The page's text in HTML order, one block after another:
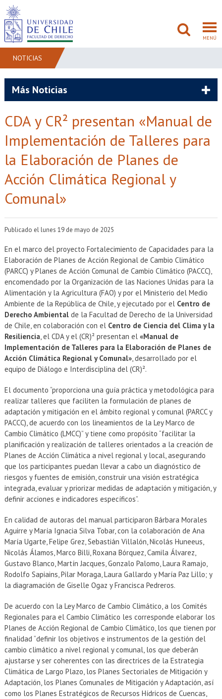
MENÚ
ADMISIÓN
INVESTIGACIÓN
Académicos Estudiantes
Egresados Funcionarios
NOTICIAS
Más Noticias
CDA y CR² presentan «Manual de
Implementación de Talleres para
la Elaboración de Planes de
Acción Climática Regional y
Comunal»
Publicado el lunes 19 de mayo de 2025
En el marco del proyecto Fortalecimiento de Capacidades para la
Elaboración de Planes de Acción Regional de Cambio Climático
(PARCC) y Planes de Acción Comunal de Cambio Climático (PACCC),
encomendado por la Organización de las Naciones Unidas para la
Alimentación y la Agricultura (FAO) y por el Ministerio del Medio
Ambiente de la República de Chile, y ejecutado por el Centro de
Derecho Ambientalde la Facultad de Derecho de la Universidad
de Chile, en colaboración con el Centro de Ciencia del Clima y la
Resiliencia, el CDA y el (CR)² presentan el «Manual de
Implementación de Talleres para la Elaboración de Planes de
Acción Climática Regional y Comunal», desarrollado por el
equipo de Diálogo e Interdisciplina del (CR)².
El documento “proporciona una guía práctica y metodológica para
realizar talleres que faciliten la formulación de planes de
adaptación y mitigación en el ámbito regional y comunal (PARCC y
PACCC), de acuerdo con los lineamientos de la Ley Marco de
Cambio Climático (LMCC)” y tiene como propósito “facilitar la
planificación y realización de talleres orientados a la creación de
Planes de Acción Climática a nivel regional y local, asegurando
que los participantes puedan llevar a cabo un diagnóstico de
riesgos y fuentes de emisión, construir una visión estratégica
integrada, evaluar y priorizar medidas de adaptación y mitigación, y
definir acciones e indicadores específicos”.
En calidad de autoras del manual participaron Bárbara Morales
Aguirre y María Ignacia Silva Tobar, con la colaboración de Ana
María Ugarte, Felipe Grez, Sebastián Villalón, Nicolás Huneeus,
Nicolás Álamos, Marco Billi, Roxana Bórquez, Camila Álvarez,
Gustavo Blanco, Martín Jacques, Gonzalo Palomo, Laura Ramajo,
Rodolfo Sapiains, Pilar Moraga, Laura Gallardo y María Paz Lillo; y
la diagramación de Giselle Ogaz y Francisca Pedreros.
De acuerdo con la Ley Marco de Cambio Climático, a los Comités
Regionales para el Cambio Climático les corresponde elaborar los
Planes de Acción Regional de Cambio Climático, los que tienen por
finalidad “definir los objetivos e instrumentos de la gestión del
cambio climático a nivel regional y comunal, los que deberán
ajustarse y ser coherentes con las directrices de la Estrategia
Climática de Largo Plazo, los Planes Sectoriales de Mitigación y
Adaptación, los Planes Comunales de Mitigación y Adaptación, así
como los Planes Estratégicos de Recursos Hídricos de Cuencas,